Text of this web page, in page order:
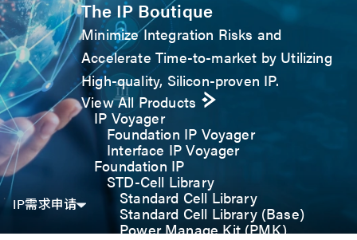
The IP Boutique
Minimize Integration Risks and
Accelerate Time-to-market by Utilizing
High-quality, Silicon-proven IP.
View All Products
IP Voyager
Foundation IP Voyager
Interface IP Voyager
Foundation IP
STD-Cell Library
Standard Cell Library
Standard Cell Library (Base)
Power Manage Kit (PMK)
IP需求申请